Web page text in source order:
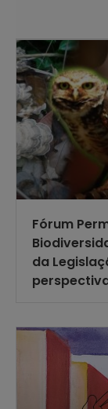
Fórum
da